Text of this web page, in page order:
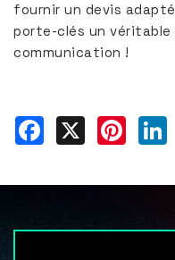
fournir un devis
porte-clés un
communication !
Facebook
X